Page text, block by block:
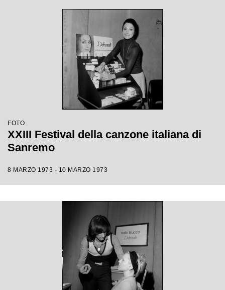
FOTO
XXIII Festival della canzone italiana di
Sanremo
8 MARZO 1973 - 10 MARZO 1973